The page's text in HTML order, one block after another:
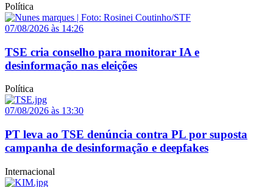
Política
07/08/2026 às 14:26
TSE cria conselho para monitorar IA e
desinformação nas eleições
Política
07/08/2026 às 13:30
PT leva ao TSE denúncia contra PL por suposta
campanha de desinformação e deepfakes
Internacional